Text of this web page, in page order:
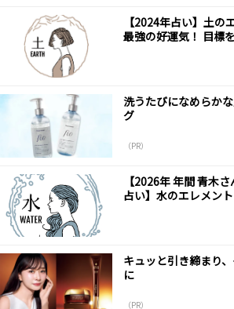
【2024年占い】土の
最強の好運気！ 目標
洗うたびになめらか
グ
（PR）
【2026年 年間 青木
占い】水のエレメン
キュッと引き締まり
に
（PR）